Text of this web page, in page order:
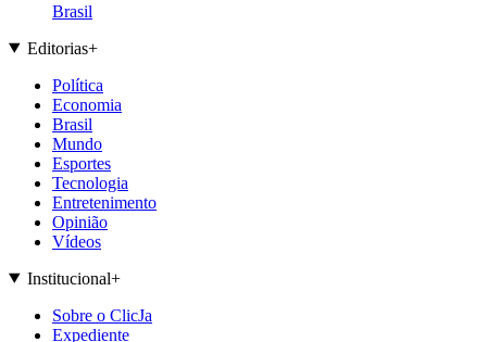
Brasil
Editorias+
Política
Economia
Brasil
Mundo
Esportes
Tecnologia
Entretenimento
Opinião
Vídeos
Institucional+
Sobre o ClicJa
Expediente